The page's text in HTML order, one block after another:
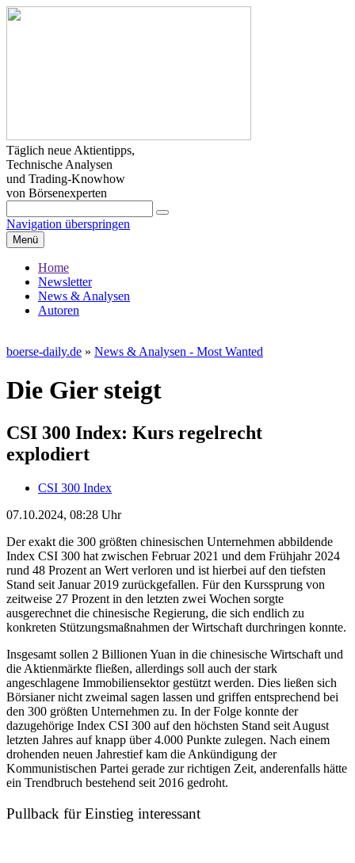
Täglich neue Aktientipps,
Technische Analysen
und Trading-Knowhow
von Börsenexperten
Navigation überspringen
Menü
Home
Newsletter
News & Analysen
Autoren
boerse-daily.de » News & Analysen - Most Wanted
Die Gier steigt
CSI 300 Index: Kurs regelrecht
explodiert
CSI 300 Index
07.10.2024, 08:28 Uhr
Der exakt die 300 größten chinesischen Unternehmen abbildende
Index CSI 300 hat zwischen Februar 2021 und dem Frühjahr 2024
rund 48 Prozent an Wert verloren und ist hierbei auf den tiefsten
Stand seit Januar 2019 zurückgefallen. Für den Kurssprung von
zeitweise 27 Prozent in den letzten zwei Wochen sorgte
ausgerechnet die chinesische Regierung, die sich endlich zu
konkreten Stützungsmaßnahmen der Wirtschaft durchringen konnte.
Insgesamt sollen 2 Billionen Yuan in die chinesische Wirtschaft und
die Aktienmärkte fließen, allerdings soll auch der stark
angeschlagene Immobiliensektor gestützt werden. Dies ließen sich
Börsianer nicht zweimal sagen lassen und griffen entsprechend bei
den 300 größten Unternehmen zu. In der Folge konnte der
dazugehörige Index CSI 300 auf den höchsten Stand seit August
letzten Jahres auf knapp über 4.000 Punkte zulegen. Nach einem
drohenden neuen Jahrestief kam die Ankündigung der
Kommunistischen Partei gerade zur richtigen Zeit, anderenfalls hätte
ein Trendbruch bestehend seit 2016 gedroht.
Pullback für Einstieg interessant